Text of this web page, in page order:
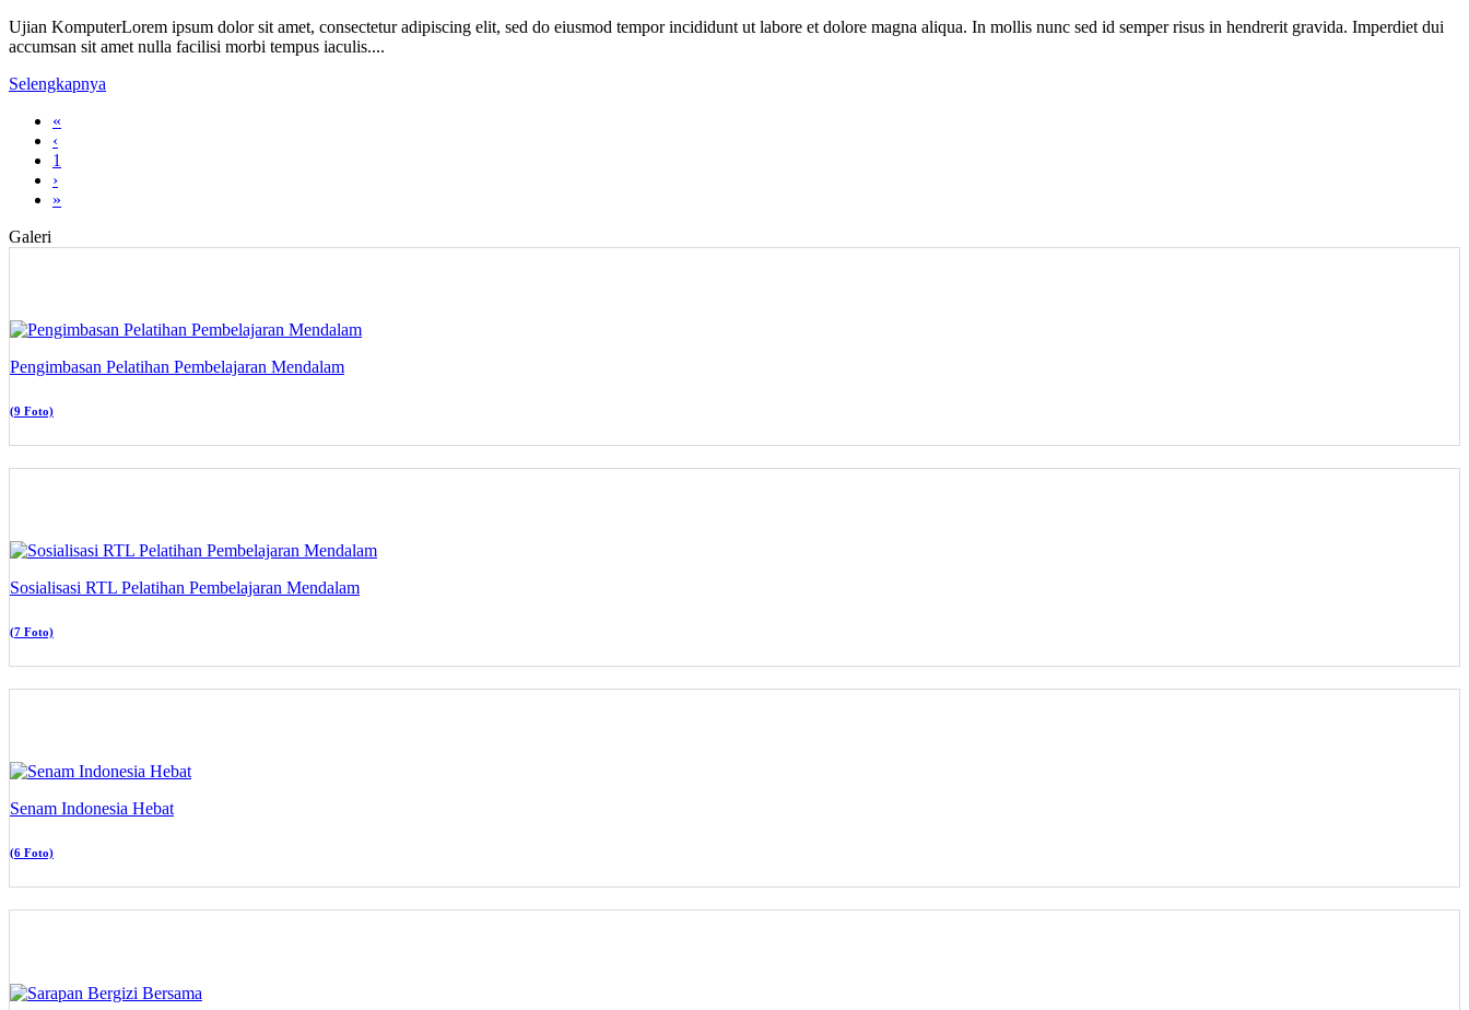
Ujian KomputerLorem ipsum dolor sit amet, consectetur adipiscing elit, sed do eiusmod tempor incididunt ut labore et dolore magna aliqua. In mollis nunc sed id semper risus in hendrerit gravida. Imperdiet dui
accumsan sit amet nulla facilisi morbi tempus iaculis....
Selengkapnya
«
‹
1
›
»
Galeri
Pengimbasan Pelatihan Pembelajaran Mendalam
(9 Foto)
Sosialisasi RTL Pelatihan Pembelajaran Mendalam
(7 Foto)
Senam Indonesia Hebat
(6 Foto)